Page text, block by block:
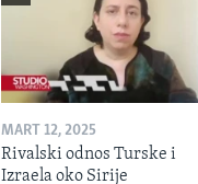
MART 12, 2025
Rivalski odnos Turske i
Izraela oko Sirije